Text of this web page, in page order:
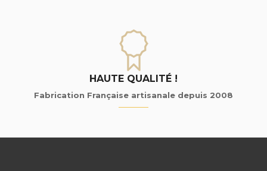
HAUTE QUALITÉ !
Fabrication Française artisanale depuis 2008